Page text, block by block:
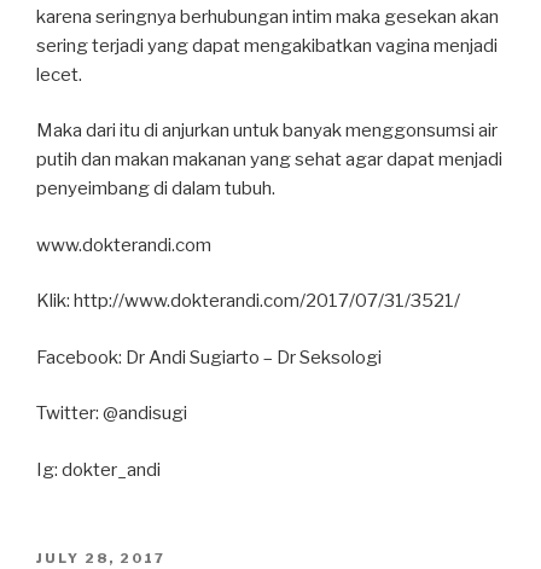
karena seringnya berhubungan intim maka gesekan akan
sering terjadi yang dapat mengakibatkan vagina menjadi
lecet.
Maka dari itu di anjurkan untuk banyak menggonsumsi air
putih dan makan makanan yang sehat agar dapat menjadi
penyeimbang di dalam tubuh.
www.dokterandi.com
Klik: http://www.dokterandi.com/2017/07/31/3521/
Facebook: Dr Andi Sugiarto – Dr Seksologi
Twitter: @andisugi
Ig: dokter_andi
POSTED
JULY 28, 2017